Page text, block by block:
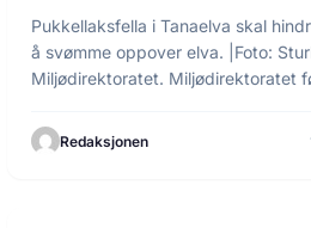
Pukkellaksfella i Tanaelva skal
å svømme oppover elva. |Foto:
Miljødirektoratet. Miljødirektoratet
Redaksjonen